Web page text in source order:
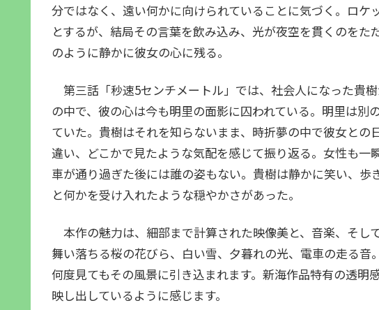
分ではなく、遠い何かに向けられていることに気づく。ロケ
とするが、結局その言葉を飲み込み、光が夜空を貫くのを
のように静かに彼女の心に残る。
第三話「秒速5センチメートル」では、社会人になった貴
の中で、彼の心は今も明里の面影に囚われている。明里は別
ていた。貴樹はそれを知らないまま、時折夢の中で彼女との
違い、どこかで見たような気配を感じて振り返る。女性も
車が通り過ぎた後には誰の姿もない。貴樹は静かに笑い、歩
と何かを受け入れたような穏やかさがあった。
本作の魅力は、細部まで計算された映像美と、音楽、そし
舞い落ちる桜の花びら、白い雪、夕暮れの光、電車の走る音
何度見てもその風景に引き込まれます。新海作品特有の透明
映し出しているように感じます。